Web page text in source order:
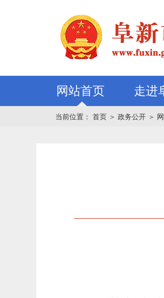
网站首页 走进
当前位置： 首页 ＞ 政务公开 ＞